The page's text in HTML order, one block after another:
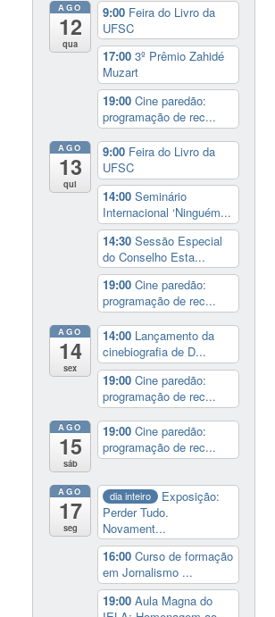
AGO
12
qua
9:00 Feira do Livro da
UFSC
17:003º Prêmio Zahidé
Muzart
19:00Cine paredão:
programação de rec...
AGO
13
qui
9:00 Feira do Livro da
UFSC
14:00Seminário
Internacional ‘Ninguém...
14:30Sessão Especial
do Conselho Esta...
19:00Cine paredão:
programação de rec...
AGO
14
sex
14:00 Lançamento da
cinebiografia de D...
19:00Cine paredão:
programação de rec...
AGO
15
sáb
19:00Cine paredão:
programação de rec...
AGO
17
seg
dia inteiro
Exposição:
Perder Tudo.
Novament...
16:00Curso de formação
em Jornalismo ...
19:00Aula Magna do